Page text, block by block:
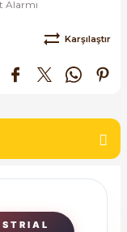
Hareket Kontrol Üniteleri
Runtime Yazılımları
Alarmı
Karşılaştır